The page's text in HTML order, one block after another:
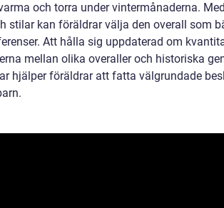
och torra under vintermånaderna.
stilar kan föräldrar välja den overall som
Att hålla sig uppdaterad om
mellan olika overaller och historiska
hjälper föräldrar att fatta välgrundade